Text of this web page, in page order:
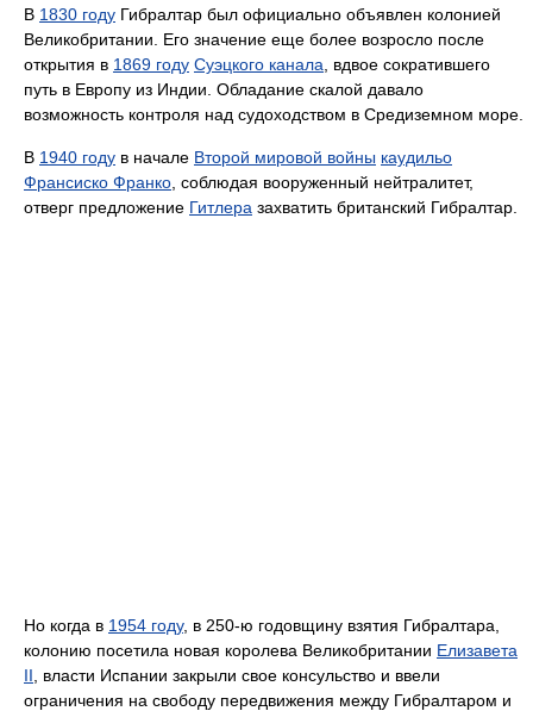
В 1830 году Гибралтар был официально объявлен колонией
Великобритании. Его значение еще более возросло после
открытия в 1869 году Суэцкого канала , вдвое сократившего
путь в Европу из Индии. Обладание скалой давало
возможность контроля над судоходством в Средиземном море.
В 1940 году в начале Второй мировой войны каудильо
Франсиско Франко , соблюдая вооруженный нейтралитет,
отверг предложение Гитлера захватить британский Гибралтар.
Но когда в 1954 году, в 250-ю годовщину взятия Гибралтара,
колонию посетила новая королева Великобритании Елизавета
II , власти Испании закрыли свое консульство и ввели
ограничения на свободу передвижения между Гибралтаром и